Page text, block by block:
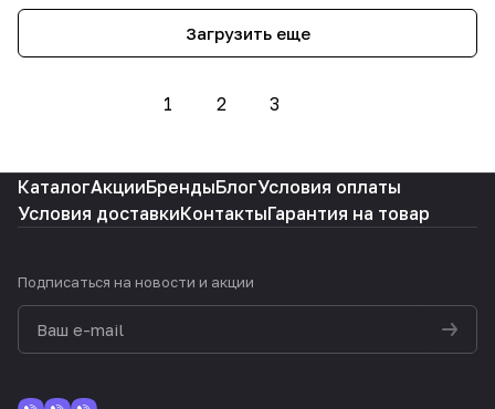
Загрузить еще
1 2 3
КаталогАкцииБрендыБлогУсловия оплаты
Условия доставкиКонтактыГарантия на товар
Подписаться на новости и акции